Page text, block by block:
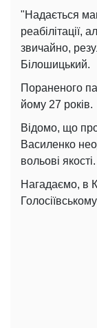
"Надається
реабілітації,
звичайно,
Білошицький.
Пораненого
йому 27 років.
Відомо, що
Василенко
вольові якості.
Нагадаємо, в